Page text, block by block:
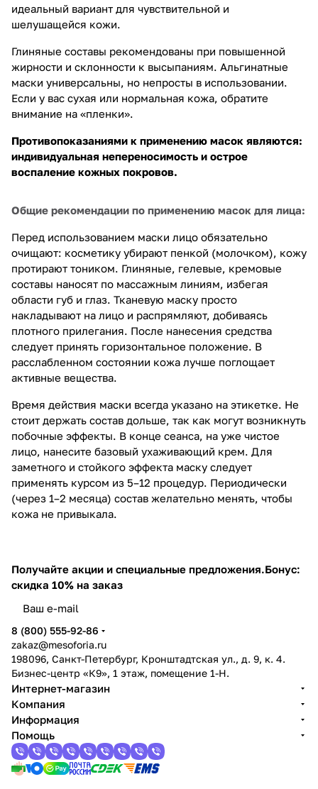
идеальный вариант для чувствительной и
шелушащейся кожи.
Глиняные составы рекомендованы при повышенной
жирности и склонности к высыпаниям. Альгинатные
маски универсальны, но непросты в использовании.
Если у вас сухая или нормальная кожа, обратите
внимание на «пленки».
Противопоказаниями к применению масок являются:
индивидуальная непереносимость и острое
воспаление кожных покровов.
Общие рекомендации по применению масок для лица:
Перед использованием маски лицо обязательно
очищают: косметику убирают пенкой (молочком), кожу
протирают тоником. Глиняные, гелевые, кремовые
составы наносят по массажным линиям, избегая
области губ и глаз. Тканевую маску просто
накладывают на лицо и распрямляют, добиваясь
плотного прилегания. После нанесения средства
следует принять горизонтальное положение. В
расслабленном состоянии кожа лучше поглощает
активные вещества.
Время действия маски всегда указано на этикетке. Не
стоит держать состав дольше, так как могут возникнуть
побочные эффекты. В конце сеанса, на уже чистое
лицо, нанесите базовый ухаживающий крем. Для
заметного и стойкого эффекта маску следует
применять курсом из 5–12 процедур. Периодически
(через 1–2 месяца) состав желательно менять, чтобы
кожа не привыкала.
Получайте акции и специальные предложения.Бонус:
скидка 10% на заказ
8 (800) 555-92-86
zakaz@mesoforia.ru
198096, Санкт-Петербург, Кронштадтская ул., д. 9, к. 4.
Бизнес-центр «К9», 1 этаж, помещение 1-Н.
Интернет-магазин
Компания
Информация
Помощь